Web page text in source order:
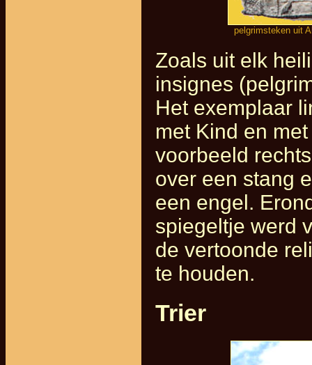
pelgrimsteken uit
Zoals uit elk
insignes
Het exemplaar
met Kind en
voorbeeld
over een stang
een engel.
spiegeltje werd
de vertoonde
te houden.
Trier